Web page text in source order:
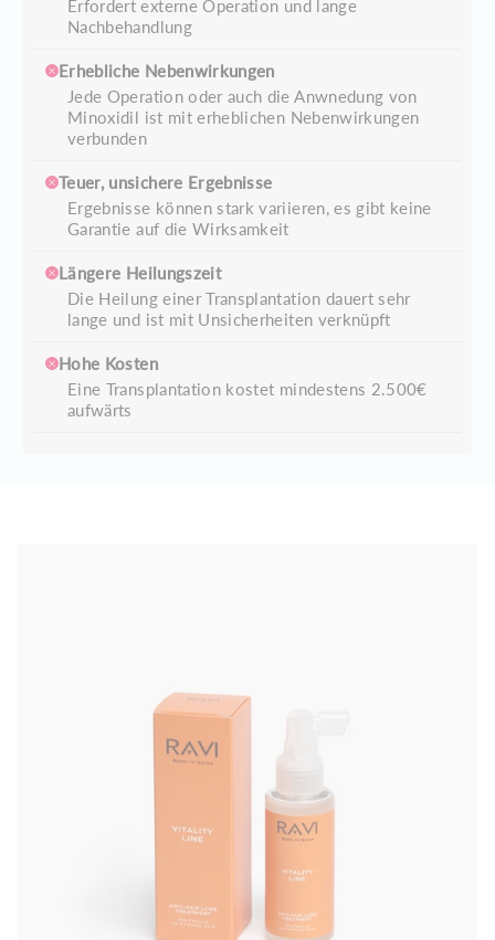
Erfordert externe Operation und lange
Nachbehandlung
Erhebliche Nebenwirkungen
Jede Operation oder auch die Anwnedung von
Minoxidil ist mit erheblichen Nebenwirkungen
verbunden
Teuer, unsichere Ergebnisse
Ergebnisse können stark variieren, es gibt keine
Garantie auf die Wirksamkeit
Längere Heilungszeit
Die Heilung einer Transplantation dauert sehr
lange und ist mit Unsicherheiten verknüpft
Hohe Kosten
Eine Transplantation kostet mindestens 2.500€
aufwärts